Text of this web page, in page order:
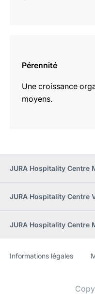
Pérennité
Une croissance
moyens.
plus
JURA Hospitality Centre
JURA Hospitality Centre
JURA Hospitality Centre
Site
[Website
Informations légales